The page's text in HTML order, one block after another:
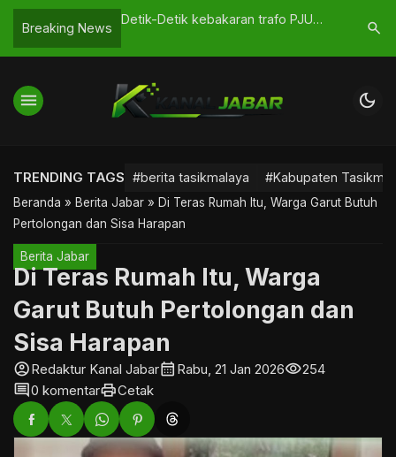
Breaking News
Detik-Detik kebakaran trafo PJU
Warga Sempat Panik
search
menu dark_mode
TRENDING TAGS #berita tasikmalaya #Kabupaten
Beranda » Berita Jabar » Di Teras Rumah Itu, Warga Garut Butuh
Pertolongan dan Sisa Harapan
Berita Jabar
Di Teras Rumah Itu, Warga
Garut Butuh Pertolongan dan
Sisa Harapan
account_circleRedaktur Kanal Jabarcalendar_month Rabu, 21 Jan 2026visibility254
comment0 komentarprintCetak